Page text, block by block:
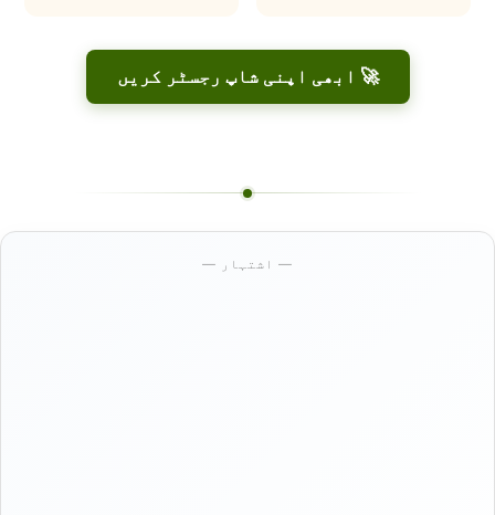
🚀 ابھی اپنی شاپ رجسٹر کریں
— اشتہار —